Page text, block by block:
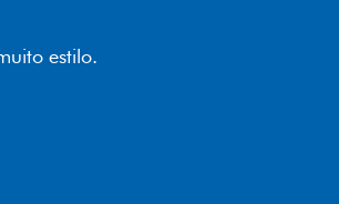
melhor